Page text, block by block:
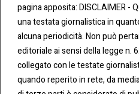
pagina apposita: DISCLAIMER -
una testata giornalistica in
alcuna periodicità. Non può
editoriale ai sensi della legge n.
collegato con le testate
quando reperito in rete, da